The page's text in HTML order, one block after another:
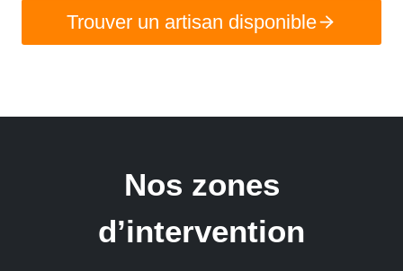
Trouver un artisan disponible
Nos zones
d’intervention